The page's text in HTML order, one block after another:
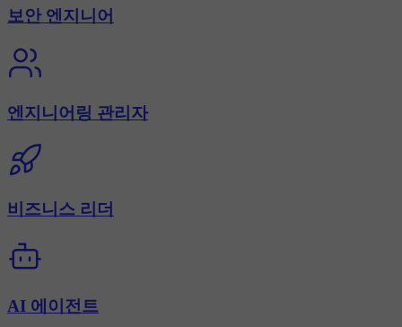
보안 엔지니어
엔지니어링 관리자
비즈니스 리더
AI 에이전트